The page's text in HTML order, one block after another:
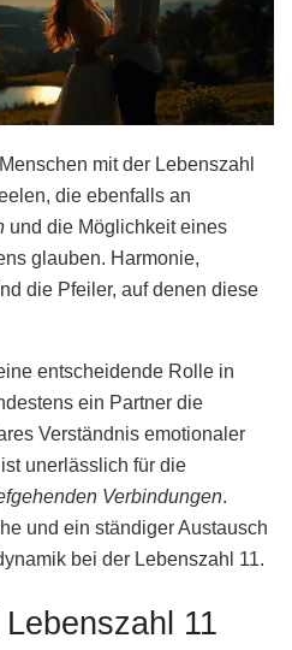
mit der Lebenszahl
die ebenfalls an
und die Möglichkeit eines
glauben. Harmonie,
die Pfeiler, auf denen diese
entscheidende Rolle in
ein Partner die
Verständnis emotionaler
unerlässlich für die
Verbindungen.
und ein ständiger Austausch
bei der Lebenszahl 11.
11